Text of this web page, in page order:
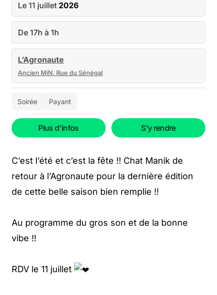
Le 11 juillet 2026
De 17h à 1h
L’Agronaute
Ancien MiN, Rue du Sénégal
Soirée Payant
Plus d'infos S'y rendre
C’est l’été et c’est la fête !! Chat Manik de
retour à l’Agronaute pour la dernière édition
de cette belle saison bien remplie !!
Au programme du gros son et de la bonne
vibe !!
RDV le 11 juillet